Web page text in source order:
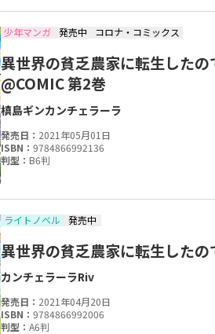
少年マンガ 発売中 コロナ・コミックス
異世界の貧乏農家に転生した
@COMIC 第2巻
槙島ギンカンチェラーラ
発売日： 2021年05月01日
ISBN： 9784866992136
判型： B6判
ライトノベル 発売中
異世界の貧乏農家に転生した
カンチェラーラRiv
発売日： 2021年04月20日
ISBN： 9784866992006
判型： A6判